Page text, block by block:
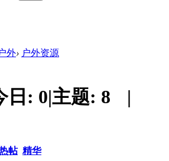
外› 户外资源
日: 0|主题: 8 |
帖 精华